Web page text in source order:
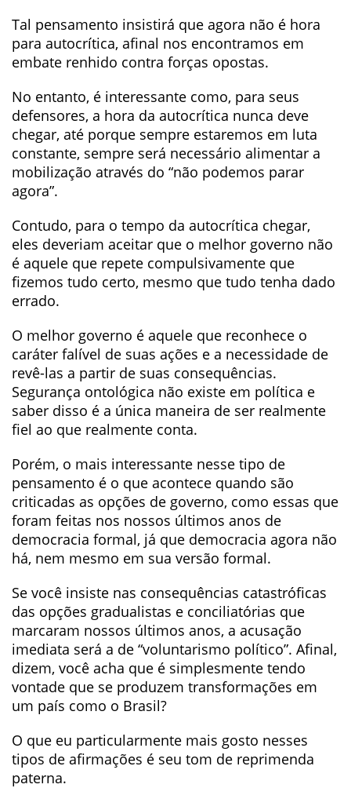
Tal pensamento insistirá que agora não é hora
para autocrítica, afinal nos encontramos em
embate renhido contra forças opostas.
No entanto, é interessante como, para seus
defensores, a hora da autocrítica nunca deve
chegar, até porque sempre estaremos em luta
constante, sempre será necessário alimentar a
mobilização através do “não podemos parar
agora”.
Contudo, para o tempo da autocrítica chegar,
eles deveriam aceitar que o melhor governo não
é aquele que repete compulsivamente que
fizemos tudo certo, mesmo que tudo tenha dado
errado.
O melhor governo é aquele que reconhece o
caráter falível de suas ações e a necessidade de
revê-las a partir de suas consequências.
Segurança ontológica não existe em política e
saber disso é a única maneira de ser realmente
fiel ao que realmente conta.
Porém, o mais interessante nesse tipo de
pensamento é o que acontece quando são
criticadas as opções de governo, como essas que
foram feitas nos nossos últimos anos de
democracia formal, já que democracia agora não
há, nem mesmo em sua versão formal.
Se você insiste nas consequências catastróficas
das opções gradualistas e conciliatórias que
marcaram nossos últimos anos, a acusação
imediata será a de “voluntarismo político”. Afinal,
dizem, você acha que é simplesmente tendo
vontade que se produzem transformações em
um país como o Brasil?
O que eu particularmente mais gosto nesses
tipos de afirmações é seu tom de reprimenda
paterna.